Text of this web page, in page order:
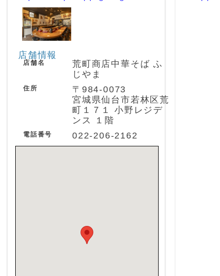
店舗情報
店舗名
荒町商店中華そば ふ
じやま
住所
〒984-0073
宮城県仙台市若林区荒
町１７１ 小野レジデ
ンス １階
電話番号 022-206-2162